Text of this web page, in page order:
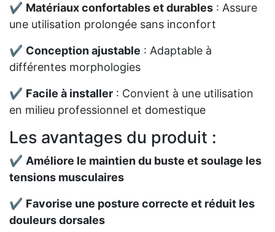
✔ Matériaux confortables et durables : Assure
une utilisation prolongée sans inconfort
✔ Conception ajustable : Adaptable à
différentes morphologies
✔ Facile à installer : Convient à une utilisation
en milieu professionnel et domestique
Les avantages du produit :
✔ Améliore le maintien du buste et soulage les
tensions musculaires
✔ Favorise une posture correcte et réduit les
douleurs dorsales